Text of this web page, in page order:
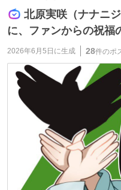
北原実咲（ナナニ
に、ファンからの祝福
2026年6月5日 に生成 28件のポ